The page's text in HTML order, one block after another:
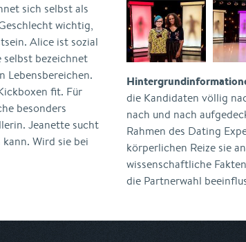
sich selbst als
wichtig,
Alice ist sozial
bezeichnet
Lebensbereichen.
fit. Für
besonders
Jeanette sucht
Wird sie bei
die Kandidaten völlig
nach und nach
Rahmen des Dating
körperlichen Reize sie
wissenschaftliche
die Partnerwahl